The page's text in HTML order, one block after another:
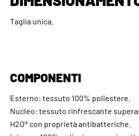
Taglia unica.
COMPONENTI
Esterno: tessuto 100% poliestere.
Nucleo: tessuto rinfrescante
H2O® con proprietà antibatteriche.